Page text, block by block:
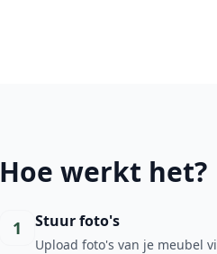
Hoe werkt het?
1 Stuur foto's
Upload foto's van je meubel